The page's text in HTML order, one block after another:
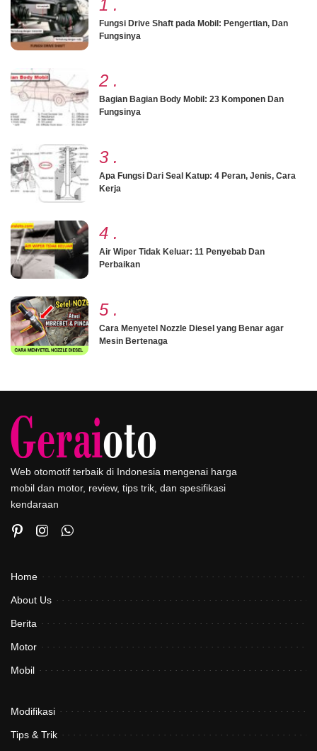
1 .
Fungsi Drive Shaft pada Mobil: Pengertian, Dan
Fungsinya
2 .
Bagian Bagian Body Mobil: 23 Komponen Dan
Fungsinya
3 .
Apa Fungsi Dari Seal Katup: 4 Peran, Jenis, Cara
Kerja
4 .
Air Wiper Tidak Keluar: 11 Penyebab Dan
Perbaikan
5 .
Cara Menyetel Nozzle Diesel yang Benar agar
Mesin Bertenaga
Web otomotif terbaik di Indonesia mengenai harga
mobil dan motor, review, tips trik, dan spesifikasi
kendaraan
Home
About Us
Berita
Motor
Mobil
Modifikasi
Tips & Trik